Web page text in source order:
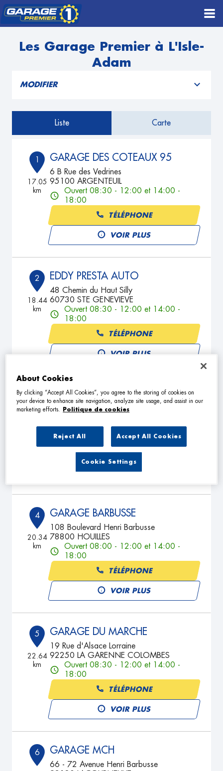
Les Garage Premier à L'Isle-
Adam
MODIFIER
Liste Carte
1
17.05
km
GARAGE DES COTEAUX 95
6 B Rue des Vedrines
95100 ARGENTEUIL
Ouvert 08:30 - 12:00 et 14:00 -
18:00
TÉLÉPHONE
VOIR PLUS
2
18.44
km
EDDY PRESTA AUTO
48 Chemin du Haut Silly
60730 STE GENEVIEVE
Ouvert 08:30 - 12:00 et 14:00 -
18:00
TÉLÉPHONE
VOIR PLUS
3
km
EDDY PRESTA AUTO
11 RUE DE L'EPINETTE
Ouvert 08:30 - 12:00 et 14:00 -
18:00
TÉLÉPHONE
VOIR PLUS
4
20.34
km
GARAGE BARBUSSE
108 Boulevard Henri Barbusse
78800 HOUILLES
Ouvert 08:00 - 12:00 et 14:00 -
18:00
TÉLÉPHONE
VOIR PLUS
5
22.64
km
GARAGE DU MARCHE
19 Rue d'Alsace Lorraine
92250 LA GARENNE COLOMBES
Ouvert 08:30 - 12:00 et 14:00 -
18:00
TÉLÉPHONE
VOIR PLUS
6 GARAGE MCH
66 - 72 Avenue Henri Barbusse
About Cookies
By clicking “Accept All Cookies”, you agree to the storing of cookies on
your device to enhance site navigation, analyze site usage, and assist in our
marketing efforts.
Politique de cookies
Reject All Accept All Cookies
Cookie Settings